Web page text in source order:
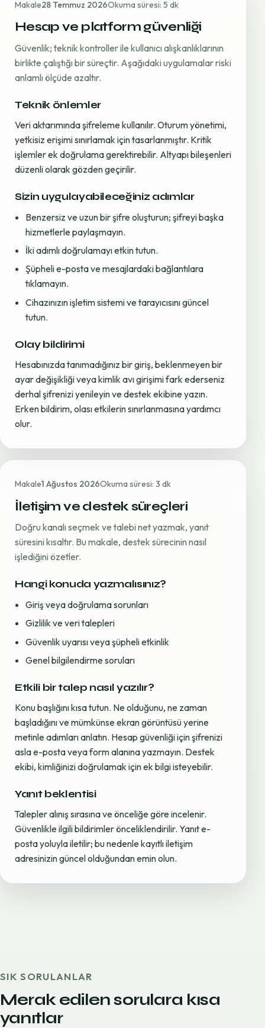
Makale28 Temmuz 2026Okuma süresi: 5 dk
Hesap ve platform güvenliği
Güvenlik; teknik kontroller ile kullanıcı alışkanlıklarının
birlikte çalıştığı bir süreçtir. Aşağıdaki uygulamalar riski
anlamlı ölçüde azaltır.
Teknik önlemler
Veri aktarımında şifreleme kullanılır. Oturum yönetimi,
yetkisiz erişimi sınırlamak için tasarlanmıştır. Kritik
işlemler ek doğrulama gerektirebilir. Altyapı bileşenleri
düzenli olarak gözden geçirilir.
Sizin uygulayabileceğiniz adımlar
Benzersiz ve uzun bir şifre oluşturun; şifreyi başka
hizmetlerle paylaşmayın.
İki adımlı doğrulamayı etkin tutun.
Şüpheli e-posta ve mesajlardaki bağlantılara
tıklamayın.
Cihazınızın işletim sistemi ve tarayıcısını güncel
tutun.
Olay bildirimi
Hesabınızda tanımadığınız bir giriş, beklenmeyen bir
ayar değişikliği veya kimlik avı girişimi fark ederseniz
derhal şifrenizi yenileyin ve destek ekibine yazın.
Erken bildirim, olası etkilerin sınırlanmasına yardımcı
olur.
Makale1 Ağustos 2026Okuma süresi: 3 dk
İletişim ve destek süreçleri
Doğru kanalı seçmek ve talebi net yazmak, yanıt
süresini kısaltır. Bu makale, destek sürecinin nasıl
işlediğini özetler.
Hangi konuda yazmalısınız?
Giriş veya doğrulama sorunları
Gizlilik ve veri talepleri
Güvenlik uyarısı veya şüpheli etkinlik
Genel bilgilendirme soruları
Etkili bir talep nasıl yazılır?
Konu başlığını kısa tutun. Ne olduğunu, ne zaman
başladığını ve mümkünse ekran görüntüsü yerine
metinle adımları anlatın. Hesap güvenliği için şifrenizi
asla e-posta veya form alanına yazmayın. Destek
ekibi, kimliğinizi doğrulamak için ek bilgi isteyebilir.
Yanıt beklentisi
Talepler alınış sırasına ve önceliğe göre incelenir.
Güvenlikle ilgili bildirimler önceliklendirilir. Yanıt e-
posta yoluyla iletilir; bu nedenle kayıtlı iletişim
adresinizin güncel olduğundan emin olun.
SIK SORULANLAR
Merak edilen sorulara kısa
yanıtlar